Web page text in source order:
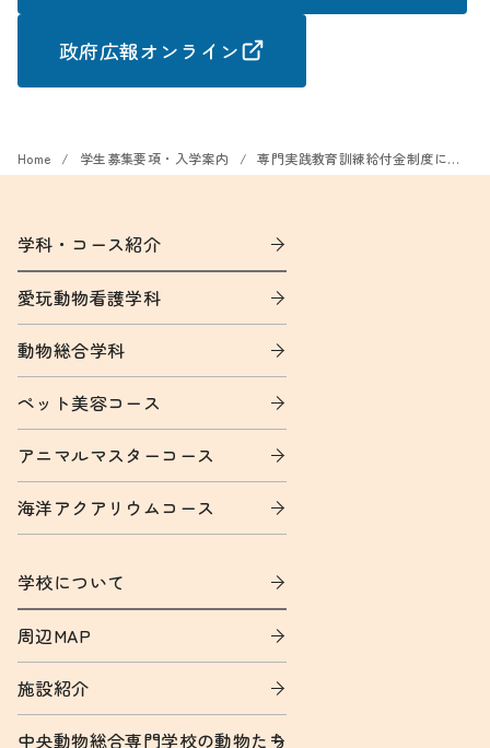
政府広報オンライン
Home 学生募集要項・入学案内 専門実践教育訓練給付金制度について
学科・コース紹介
愛玩動物看護学科
動物総合学科
ペット美容コース
アニマルマスターコース
海洋アクアリウムコース
学校について
周辺MAP
施設紹介
中央動物総合専門学校の動物たち